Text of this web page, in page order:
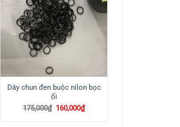
Dây chun đen buộc nilon bọc
ổi
175,000₫ Giá
là:
160,000₫Giá
tại